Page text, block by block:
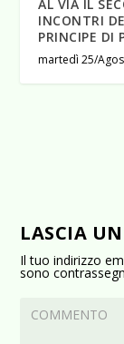
AL VIA IL
INCONTRI
PRINCIPE DI
martedì 25/
LASCIA
Il tuo indirizzo
sono